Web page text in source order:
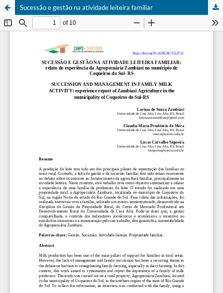
Sucessão e gestão na atividade leiteira familiar